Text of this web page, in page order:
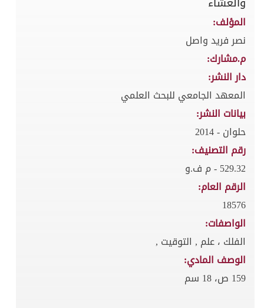
المؤلف:
نصر فريد واصل
م.مشارك:
دار النشر:
المعهد الجامعي للبحث العلمي
بيانات النشر:
حلوان - 2014
رقم التصنيف:
529.32 - م ف.و
الرقم العام:
18576
الواصفات:
الفلك ، علم , التوقيت ,
الوصف المادي:
159 ص، 18 سم